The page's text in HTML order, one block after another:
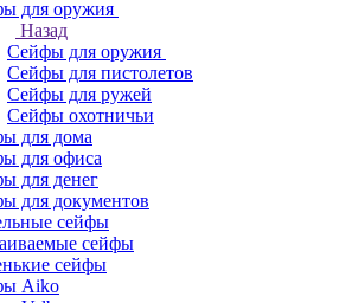
для оружия
Назад
Cейфы для оружия
Сейфы для пистолетов
Сейфы для ружей
Сейфы охотничьи
для дома
для офиса
для денег
для документов
сейфы
сейфы
сейфы
Aiko